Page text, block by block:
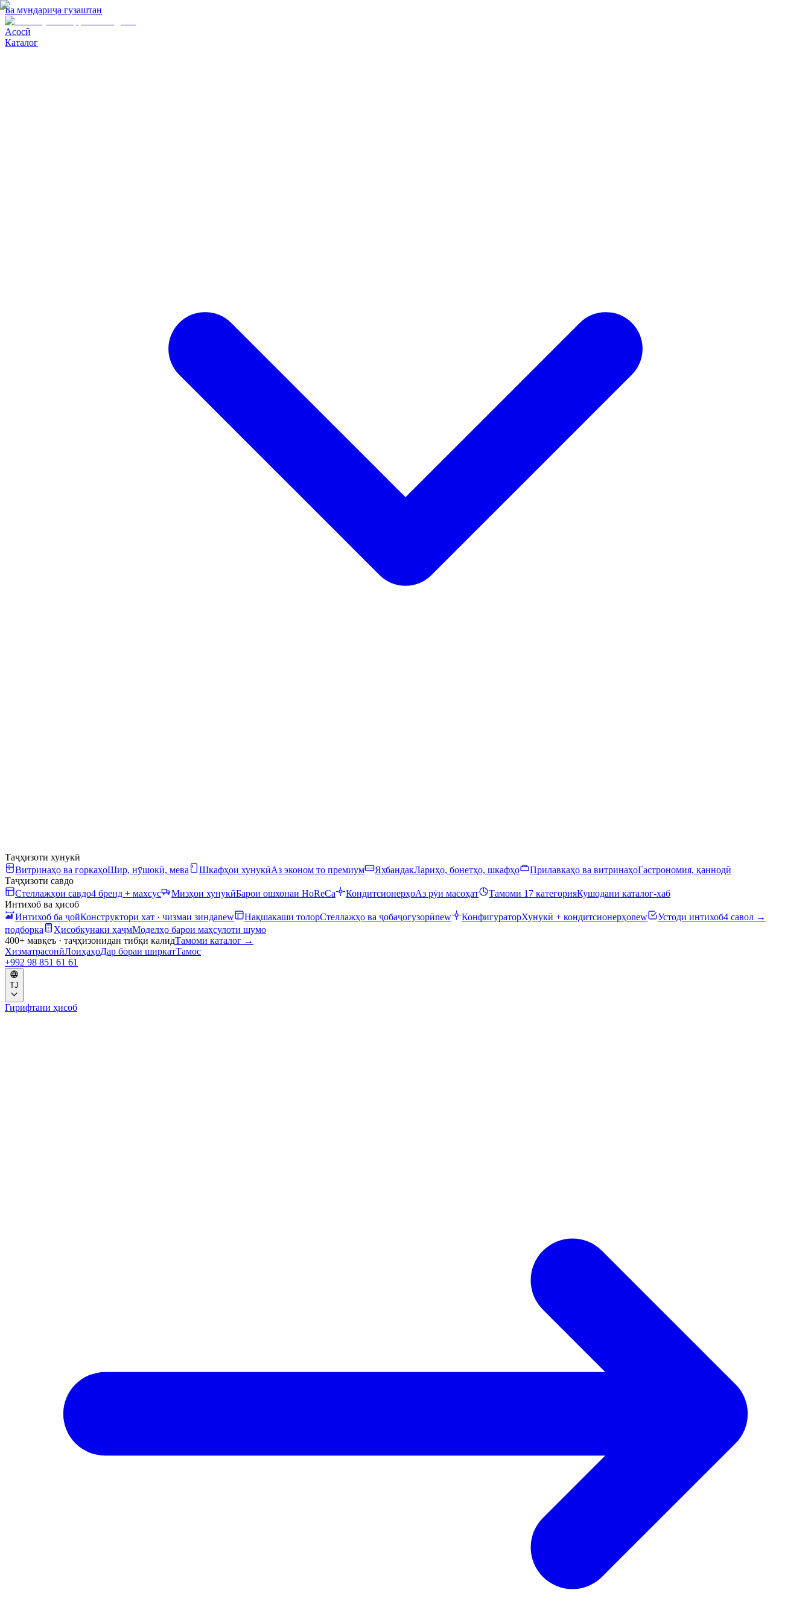
Ба мундариҷа гузаштан
Асосӣ
Каталог
Таҷҳизоти хунукӣ
Витринаҳо ва горкаҳоШир, нӯшокӣ, мева Шкафҳои хунукӣАз эконом то премиум ЯхбандакЛариҳо, бонетҳо, шкафҳо Прилавкаҳо ва витринаҳоГастрономия, қаннодӣ
Таҷҳизоти савдо
Стеллажҳои савдо4 бренд + махсус Мизҳои хунукӣБарои ошхонаи HoReCa КондитсионерҳоАз рӯи масоҳат Тамоми 17 категорияКушодани каталог-хаб
Интихоб ва ҳисоб
Интихоб ба ҷойКонструктори хат · чизмаи зиндаnew Нақшакаши толорСтеллажҳо ва ҷобаҷогузорӣnew КонфигураторХунукӣ + кондитсионерҳоnew Устоди интихоб4 савол →
подборка
Ҳисобкунаки ҳаҷмМоделҳо барои маҳсулоти шумо
400+ мавқеъ · таҷҳизонидан тибқи калидТамоми каталог →
ХизматрасонӣЛоиҳаҳоДар бораи ширкатТамос
+992 98 851 61 61
TJ
Гирифтани ҳисоб